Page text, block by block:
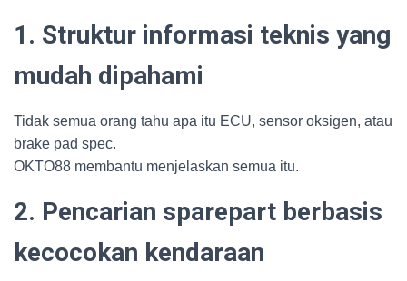
1. Struktur informasi teknis yang
mudah dipahami
Tidak semua orang tahu apa itu ECU, sensor oksigen, atau
brake pad spec.
OKTO88 membantu menjelaskan semua itu.
2. Pencarian sparepart berbasis
kecocokan kendaraan